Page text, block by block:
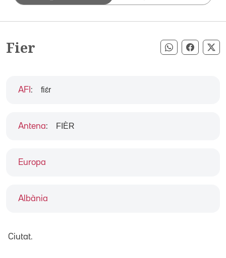
Fier Compartir
Europa
Albània
AFI : fiɛ́r
Antena: FIÈR
Ciutat.